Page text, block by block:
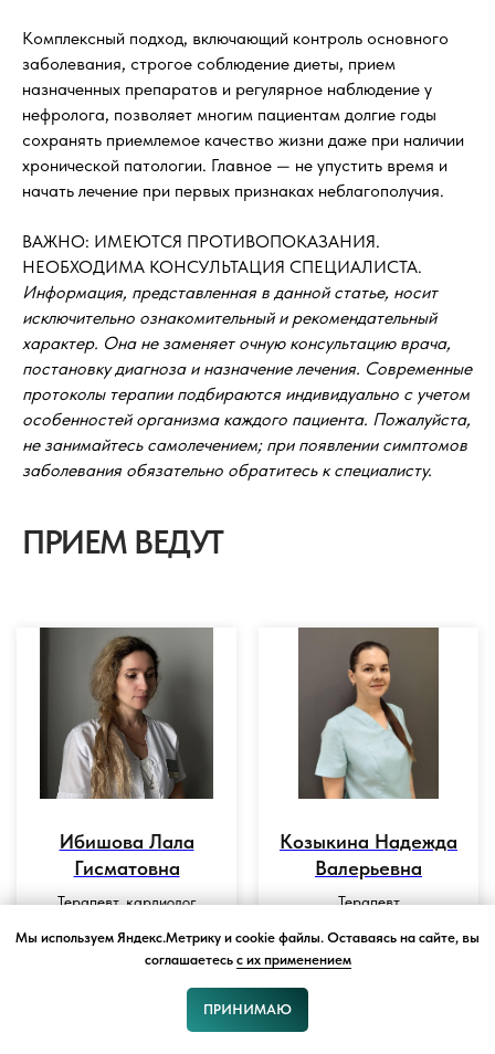
Запись Звонок
Комплексный подход, включающий контроль основного
заболевания, строгое соблюдение диеты, прием
назначенных препаратов и регулярное наблюдение у
нефролога, позволяет многим пациентам долгие годы
сохранять приемлемое качество жизни даже при наличии
хронической патологии. Главное — не упустить время и
начать лечение при первых признаках неблагополучия.
ВАЖНО: ИМЕЮТСЯ ПРОТИВОПОКАЗАНИЯ.
НЕОБХОДИМА КОНСУЛЬТАЦИЯ СПЕЦИАЛИСТА.
Информация, представленная в данной статье, носит
исключительно ознакомительный и рекомендательный
характер. Она не заменяет очную консультацию врача,
постановку диагноза и назначение лечения. Современные
протоколы терапии подбираются индивидуально с учетом
особенностей организма каждого пациента. Пожалуйста,
не занимайтесь самолечением; при появлении симптомов
заболевания обязательно обратитесь к специалисту.
ПРИЕМ ВЕДУТ
Ибишова Лала
Гисматовна
Терапевт, кардиолог
Козыкина Надежда
Валерьевна
Терапевт
ОТЗЫВЫ ПАЦИЕНТОВ
Мы используем Яндекс.Метрику и cookie файлы. Оставаясь на сайте, вы
соглашаетесь с их применением
ПРИНИМАЮ